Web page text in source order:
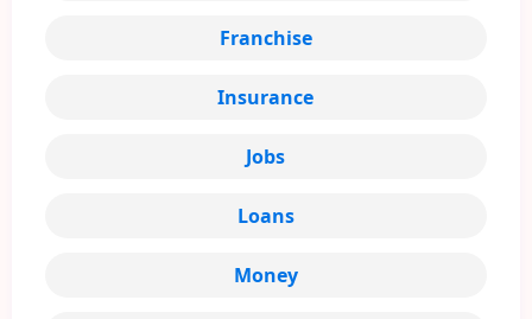
Franchise
Insurance
Jobs
Loans
Money